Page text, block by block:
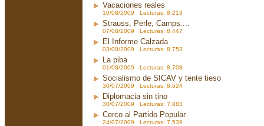
Vacaciones reales
10/08/2009 Lecturas: 8.213
Strauss, Perle, Camps....
07/08/2009 Lecturas: 8.447
El Informe Calzada
03/08/2009 Lecturas: 8.753
La piba
01/08/2009 Lecturas: 8.708
Socialismo de SICAV y tente tieso
30/07/2009 Lecturas: 8.624
Diplomacia sin tino
30/07/2009 Lecturas: 7.883
Cerco al Partido Popular
24/07/2009 Lecturas: 7.539